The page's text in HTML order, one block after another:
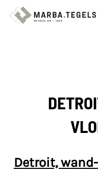
Skip
Detroit,